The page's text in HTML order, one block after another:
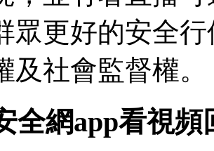
眾更好的安全
及社會監督權。
全網app看視頻